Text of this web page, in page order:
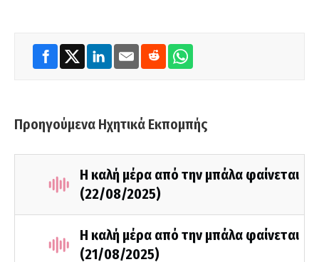
Προηγούμενα Ηχητικά Εκπομπής
Η καλή μέρα από την μπάλα φαίνεται
(22/08/2025)
Η καλή μέρα από την μπάλα φαίνεται
(21/08/2025)